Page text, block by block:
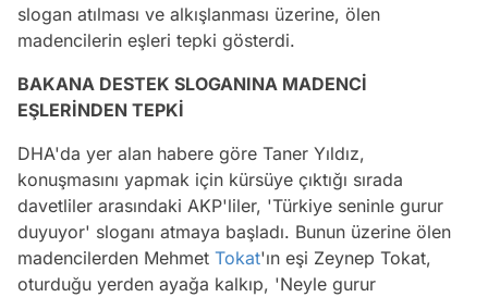
slogan atılması ve alkışlanması üzerine, ölen
madencilerin eşleri tepki gösterdi.
BAKANA DESTEK SLOGANINA MADENCİ
EŞLERİNDEN TEPKİ
DHA'da yer alan habere göre Taner Yıldız,
konuşmasını yapmak için kürsüye çıktığı sırada
davetliler arasındaki AKP'liler, 'Türkiye seninle gurur
duyuyor' sloganı atmaya başladı. Bunun üzerine ölen
madencilerden Mehmet Tokat'ın eşi Zeynep Tokat,
oturduğu yerden ayağa kalkıp, 'Neyle gurur